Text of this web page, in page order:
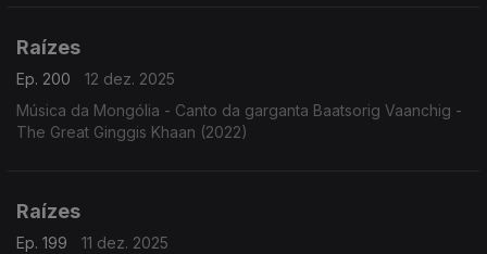
Raízes
Ep. 200
12 dez. 2025
Música da Mongólia - Canto da garganta Baatsorig Vaanchig -
The Great Ginggis Khaan (2022)
Raízes
Ep. 199
11 dez. 2025